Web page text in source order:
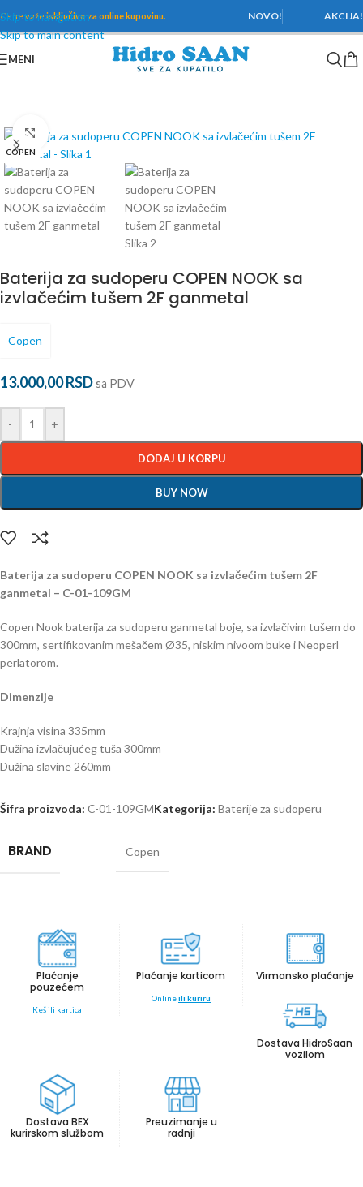
Skip to navigation
Skip to main content
Cene važeisključivo za online kupovinu. NOVO! AKCIJA!
MENI
COPEN
Povećaj
Baterija za sudoperu COPEN NOOK sa
izvlačećim tušem 2F ganmetal
Copen
13.000,00RSDsa PDV
- +
DODAJ U KORPU
BUY NOW
Baterija za sudoperu COPEN NOOK sa izvlačećim tušem 2F
ganmetal – C-01-109GM
Copen Nook baterija za sudoperu ganmetal boje, sa izvlačivim tušem do
300mm, sertifikovanim mešačem Ø35, niskim nivoom buke i Neoperl
perlatorom.
Dimenzije
Krajnja visina 335mm
Dužina izvlačujućeg tuša 300mm
Dužina slavine 260mm
Šifra proizvoda: C-01-109GMKategorija: Baterije za sudoperu
BRAND Copen
Plaćanje
pouzećem
Keš ili kartica
Plaćanje karticom
Onlineili kuriru
Virmansko plaćanje
Dostava HidroSaan
vozilom
Dostava BEX
kurirskom službom
Preuzimanje u
radnji